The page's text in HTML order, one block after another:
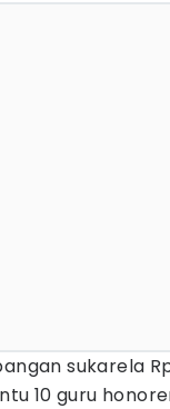
sukarela
10 guru